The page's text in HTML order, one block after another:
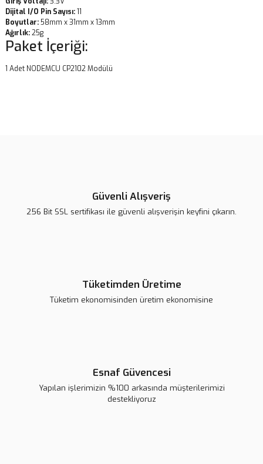
Dijital I/O Pin Sayısı:11
Boyutlar:58mm x 31mm x 13mm
Ağırlık:25g
Paket İçeriği:
1 Adet NODEMCU CP2102 Modülü
Güvenli Alışveriş
256 Bit SSL sertifikası ile güvenli alışverişin keyfini çıkarın.
Tüketimden Üretime
Tüketim ekonomisinden üretim ekonomisine
Esnaf Güvencesi
Yapılan işlerimizin %100 arkasında müşterilerimizi
destekliyoruz